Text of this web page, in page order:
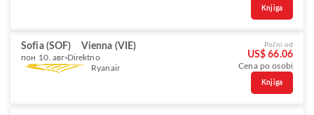
Knjiga
Sofia (SOF) Vienna (VIE)
пон 10. авг Direktno
Ryanair
Počni od
US$ 66.06
Cena po osobi
Knjiga